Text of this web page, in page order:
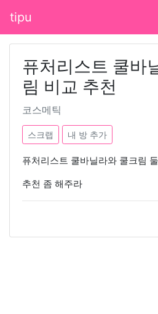
tipu
퓨처리스트 쿨바
림 비교 추천
코스메틱
스크랩 내 방 추가
퓨처리스트 쿨바닐라와 쿨크림
추천 좀 해주라